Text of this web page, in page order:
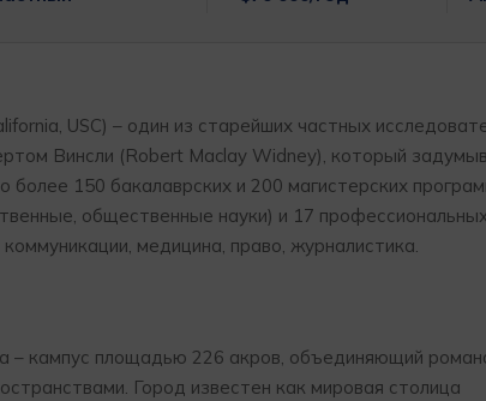
USC) – один из старейших частных
Винсли (Robert Maclay Widney), который
150 бакалаврских и 200 магистерских
общественные науки) и 17
медицина, право, журналистика.
кампус площадью 226 акров, объединяющий
Город известен как мировая столица